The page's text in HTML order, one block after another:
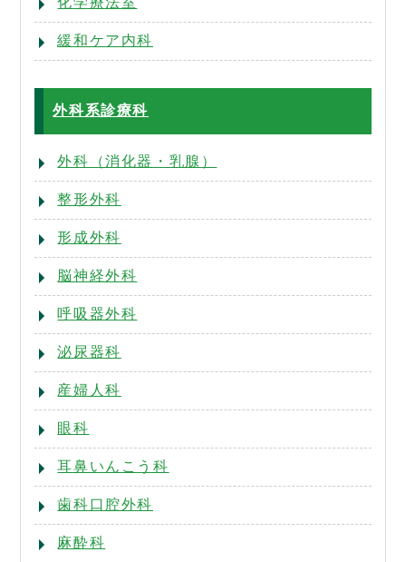
緩和ケア内科
外科系診療科
外科（消化器・乳腺）
整形外科
形成外科
脳神経外科
呼吸器外科
泌尿器科
産婦人科
眼科
耳鼻いんこう科
歯科口腔外科
麻酔科